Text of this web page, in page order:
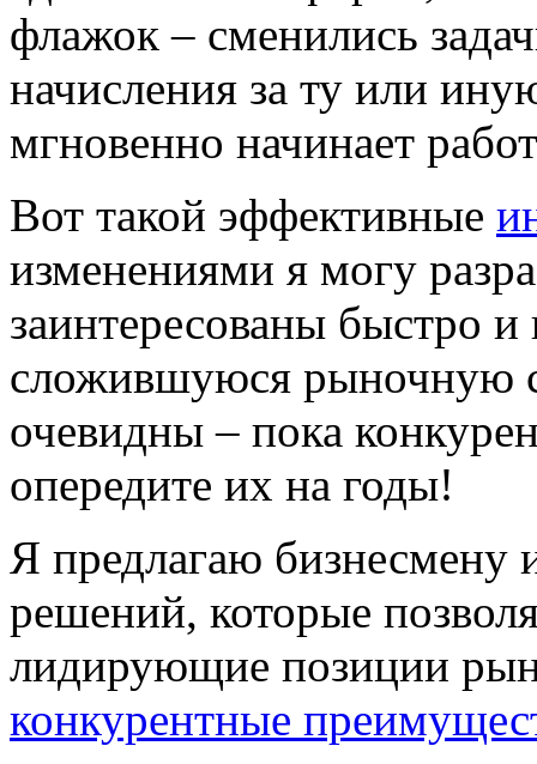
флажок – сменились
начисления за ту или
мгновенно начинает
Вот такой эффективные
изменениями я могу
заинтересованы быстро и
сложившуюся рыночную
очевидны – пока
опередите их на годы!
Я предлагаю бизнесмену
решений, которые
лидирующие позиции
конкурентные